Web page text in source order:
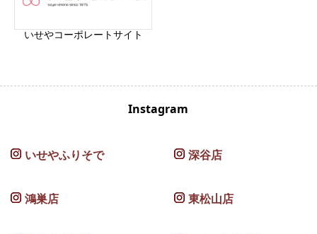
いせやコーポレートサイト
Instagram
いせやふりそで 深谷店
鴻巣店 東松山店